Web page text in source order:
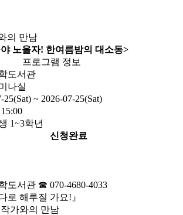
노올자! 한여름밤의 대소동>
프로그램 정보
도서관
나실
25(Sat) ~ 2026-07-25(Sat)
1~3학년
신청완료
도서관 ☎ 070-4680-4033
로 해루질 가요!』
가와의 만남